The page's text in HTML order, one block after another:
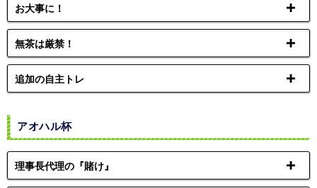
お大事に！
無茶は厳禁！
追加の自主トレ
アオハル杯
理事長代理の『賭け』